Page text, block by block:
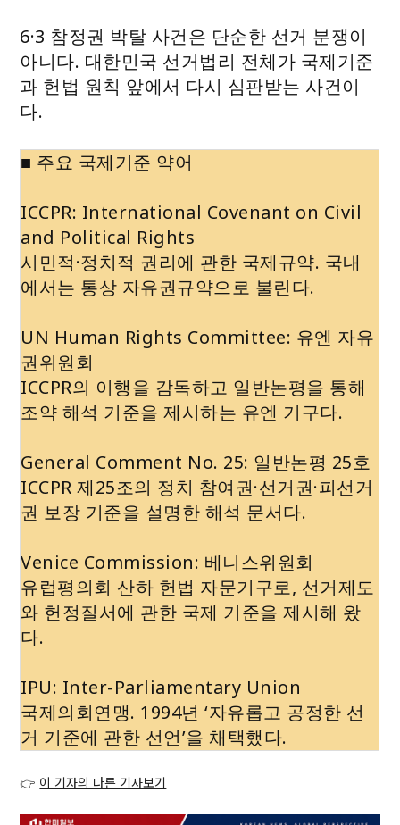
6·3 참정권 박탈 사건은 단순한 선거 분쟁이
아니다. 대한민국 선거법리 전체가 국제기준
과 헌법 원칙 앞에서 다시 심판받는 사건이
다.
■ 주요 국제기준 약어
ICCPR: International Covenant on Civil
and Political Rights
시민적·정치적 권리에 관한 국제규약. 국내
에서는 통상 자유권규약으로 불린다.
UN Human Rights Committee: 유엔 자유
권위원회
ICCPR의 이행을 감독하고 일반논평을 통해
조약 해석 기준을 제시하는 유엔 기구다.
General Comment No. 25: 일반논평 25호
ICCPR 제25조의 정치 참여권·선거권·피선거
권 보장 기준을 설명한 해석 문서다.
Venice Commission: 베니스위원회
유럽평의회 산하 헌법 자문기구로, 선거제도
와 헌정질서에 관한 국제 기준을 제시해 왔
다.
IPU: Inter-Parliamentary Union
국제의회연맹. 1994년 ‘자유롭고 공정한 선
거 기준에 관한 선언’을 채택했다.
👉 이 기자의 다른 기사보기